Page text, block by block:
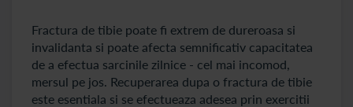
Fractura de tibie poate fi extrem de dureroasa si
invalidanta si poate afecta semnificativ capacitatea
de a efectua sarcinile zilnice - cel mai incomod,
mersul pe jos. Recuperarea dupa o fractura de tibie
este esentiala si se efectueaza adesea prin exercitii